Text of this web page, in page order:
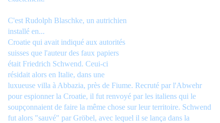
C'est Rudolph Blaschke, un autrichien
installé en...
Croatie qui avait indiqué aux autorités
suisses que l'auteur des faux papiers
était Friedrich Schwend. Ceui-ci
résidait alors en Italie, dans une
luxueuse villa à Abbazia, près de Fiume. Recruté par l'Abwehr
pour espionner la Croatie, il fut renvoyé par les italiens qui le
soupçonnaient de faire la même chose sur leur territoire. Schwend
fut alors "sauvé" par Gröbel, avec lequel il se lança dans la